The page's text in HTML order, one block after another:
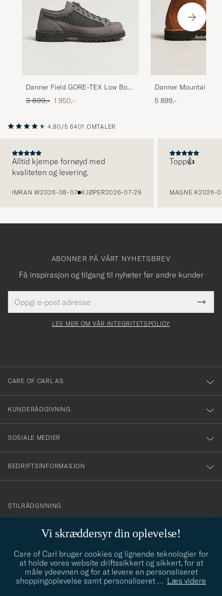
Danner Field GORE-TEX Low Boot
Grey Nubuck
Ordinær pris
3 899,- Nedsatt pris
1 950,-
Danner Mountain
TEX Boot Cascade
5 899,-
4.80/5 6401 OMTALER
Alltid kjempe fornøyd med
kvaliteten og levering.
IMRAN W2026-08-07 KJØPER2026-07-29
Topp👍
MAGNE K2026-
Vi skræddersyr din oplevelse!
Care of Carl bruger cookies og lignende teknologier for
at holde vores website driftssikkert og sikkert, for at
måle ydeevnen og for at levere en personaliseret
shoppingoplevelse samt personaliseret … Læs videre
ABONNER PÅ VÅRT NYHETSBREV
Få inspirasjon og tilgang til nyheter før andre kunder
postadresse
felt
Tack
för
dig
till
vårt
nyhetsbrev!
LES MER OM VÅR INTEGRITETSPOLICY
CARE OF CARL AS
KUNDERÅDGIVNING
SOSIALE MEDIER
BEDRIFTSINFORMASJON
info@careofcarl.no
STILRÅDGIVNING
STILRÅDGIVNING